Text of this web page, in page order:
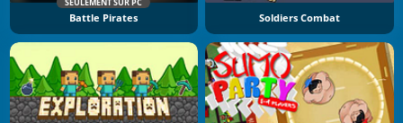
Battle Pirates Soldiers Combat